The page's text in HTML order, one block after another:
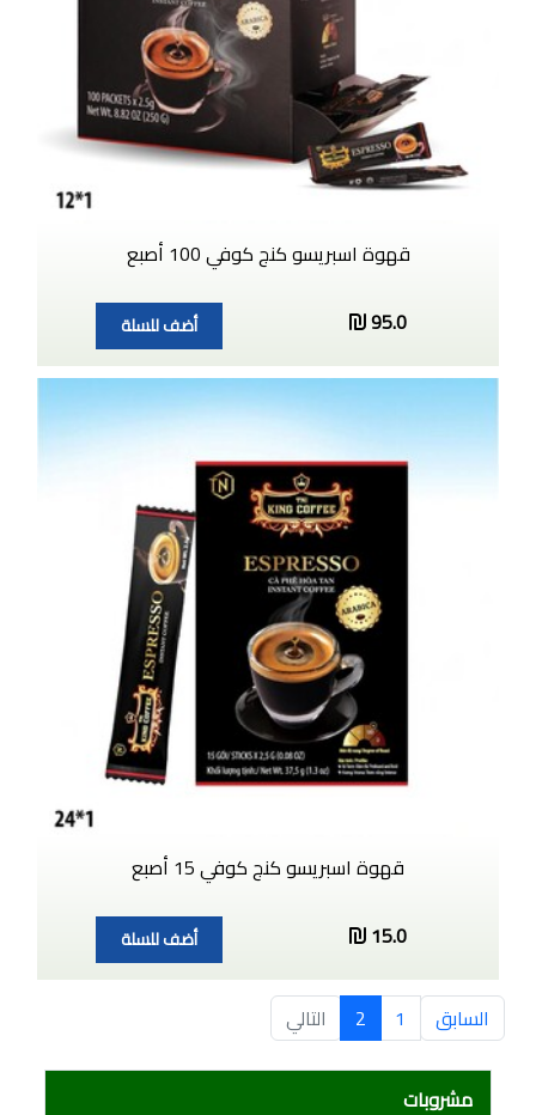
قهوة اسبريسو كنج كوفي 100 أصبع
95.0
أضف للسلة
قهوة اسبريسو كنج كوفي 15 أصبع
15.0
أضف للسلة
السابق 1
2 التالي
مشروبات